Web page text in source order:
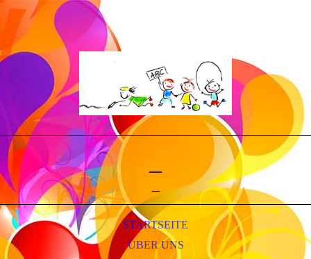
STARTSEITE
ÜBER UNS